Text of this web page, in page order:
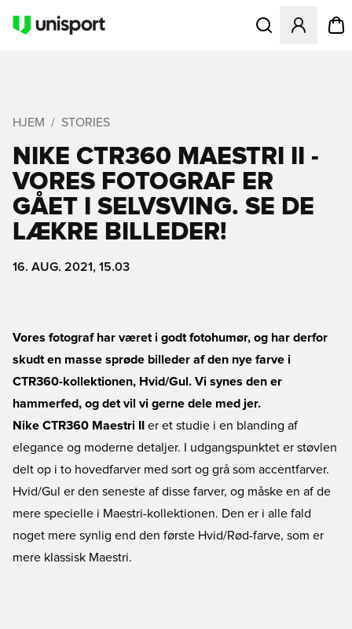
Åbner en Modal
HJEM STORIES
NIKE CTR360 MAESTRI II -
VORES FOTOGRAF ER
GÅET I SELVSVING. SE DE
LÆKRE BILLEDER!
16. AUG. 2021, 15.03
Vores fotograf har været i godt fotohumør, og har derfor
skudt en masse sprøde billeder af den nye farve i
CTR360-kollektionen, Hvid/Gul. Vi synes den er
hammerfed, og det vil vi gerne dele med jer.
Nike CTR360 Maestri II
er et studie i en blanding af
elegance og moderne detaljer. I udgangspunktet er støvlen
delt op i to hovedfarver med sort og grå som accentfarver.
Hvid/Gul er den seneste af disse farver, og måske en af de
mere specielle i Maestri-kollektionen. Den er i alle fald
noget mere synlig end den første Hvid/Rød-farve, som er
mere klassisk Maestri.